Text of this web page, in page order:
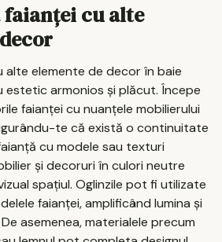
cu alte
alte elemente de decor în baie
estetic armonios și plăcut. Începe
faianței cu nuanțele mobilierului
te că există o continuitate
cu modele sau texturi
și decoruri în culori neutre
spațiul. Oglinzile pot fi utilizate
faianței, amplificând lumina și
asemenea, materialele precum